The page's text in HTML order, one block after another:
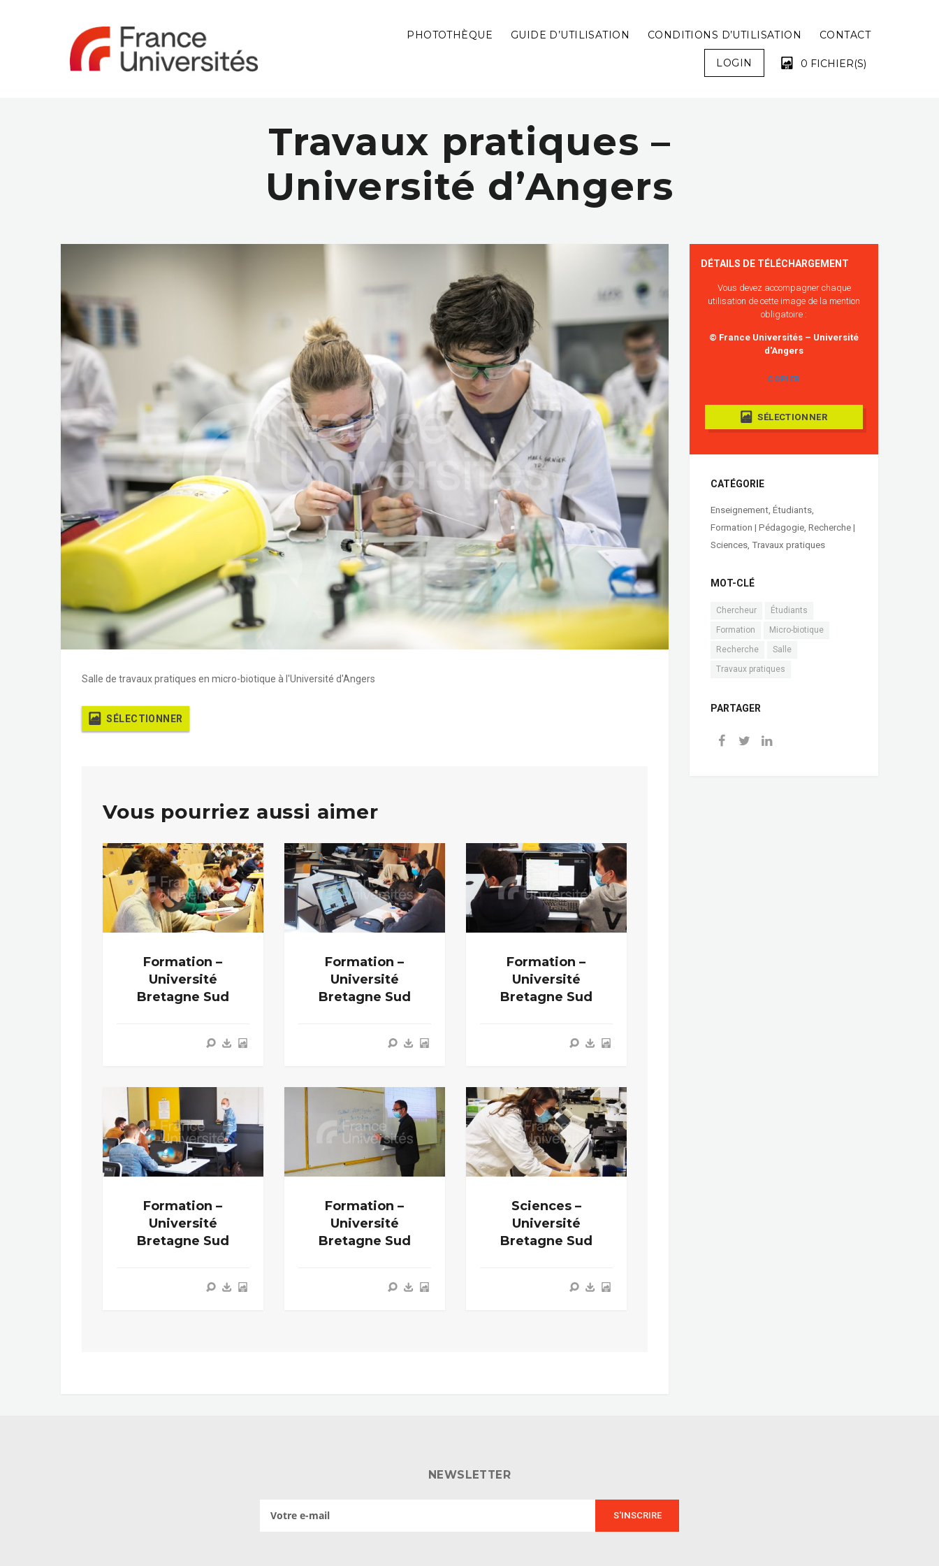
PHOTOTHÈQUE GUIDE D’UTILISATION CONDITIONS D’UTILISATION CONTACT
LOGIN 0 FICHIER(S)
Travaux pratiques –
Université d’Angers
Salle de travaux pratiques en micro-biotique à l'Université d'Angers
SÉLECTIONNER
Vous pourriez aussi aimer
Formation –
Université
Bretagne Sud
Formation –
Université
Bretagne Sud
Formation –
Université
Bretagne Sud
Formation –
Université
Bretagne Sud
Formation –
Université
Bretagne Sud
Sciences –
Université
Bretagne Sud
DÉTAILS DE TÉLÉCHARGEMENT
Vous devez accompagner chaque
utilisation de cette image de la mention
obligatoire :
© France Universités – Université
d'Angers
COPIER
SÉLECTIONNER
CATÉGORIE
Enseignement, Étudiants,
Formation | Pédagogie, Recherche |
Sciences, Travaux pratiques
MOT-CLÉ
Chercheur
Étudiants
Formation
Micro-biotique
Recherche
Salle
Travaux pratiques
PARTAGER
NEWSLETTER